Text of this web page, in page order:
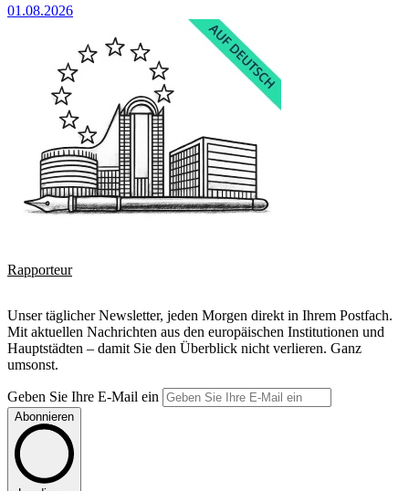
01.08.2026
Rapporteur
Unser täglicher Newsletter, jeden Morgen direkt in Ihrem Postfach.
Mit aktuellen Nachrichten aus den europäischen Institutionen und
Hauptstädten – damit Sie den Überblick nicht verlieren. Ganz
umsonst.
Geben Sie Ihre E-Mail ein
Abonnieren